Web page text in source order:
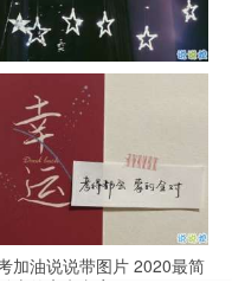
的霸气句子带图片 最新霸
说说高冷范
加油说说带图片 2020最简
志的高考文案